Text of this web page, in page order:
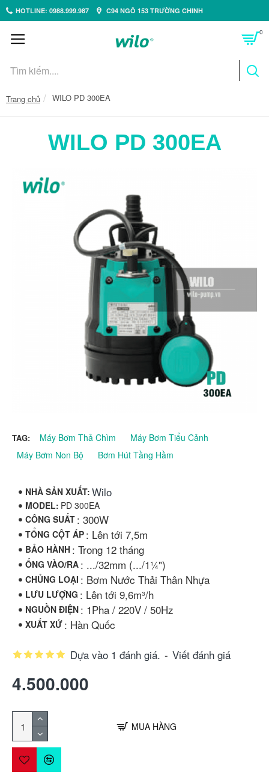
HOTLINE: 0988.999.987 C94 NGÕ 153 TRƯỜNG CHINH
0
Trang chủ WILO PD 300EA
WILO PD 300EA
TAG: Máy Bơm Thả Chìm
Máy Bơm Tiểu Cảnh
Máy Bơm Non Bộ
Bơm Hút Tầng Hầm
NHÀ SẢN XUẤT: Wilo
MODEL: PD 300EA
CÔNG SUẤT : 300W
TỔNG CỘT ÁP : Lên tới 7,5m
BẢO HÀNH : Trong 12 tháng
ỐNG VÀO/RA : .../32mm (.../1¼")
CHỦNG LOẠI : Bơm Nước Thải Thân Nhựa
LƯU LƯỢNG : Lên tới 9,6m³/h
NGUỒN ĐIỆN : 1Pha / 220V / 50Hz
XUẤT XỨ : Hàn Quốc
Dựa vào 1 đánh giá. - Viết đánh giá
4.500.000
MUA HÀNG